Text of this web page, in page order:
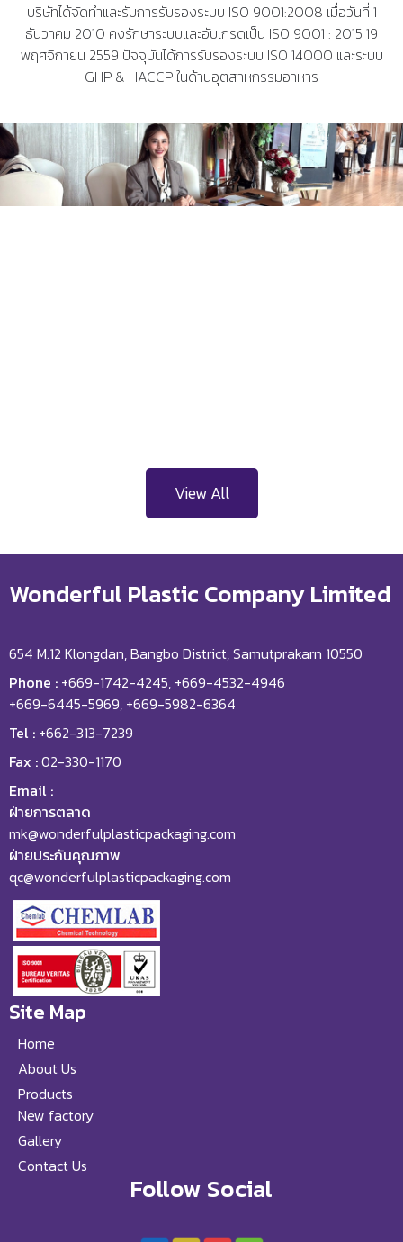
บริษัทได้จัดทำและรับการรับรองระบบ ISO 9001:2008 เมื่อวันที่ 1
ธันวาคม 2010 คงรักษาระบบและอับเกรดเป็น ISO 9001 : 2015 19
พฤศจิกายน 2559 ปัจจุบันได้การรับรองระบบ ISO 14000 และระบบ
GHP & HACCP ในด้านอุตสาหกรรมอาหาร
View All
Wonderful Plastic Company Limited
654 M.12 Klongdan, Bangbo District, Samutprakarn 10550
Phone : +669-1742-4245, +669-4532-4946
+669-6445-5969, +669-5982-6364
Tel : +662-313-7239
Fax :02-330-1170
Email :
ฝ่ายการตลาด
mk@wonderfulplasticpackaging.com
ฝ่ายประกันคุณภาพ
qc@wonderfulplasticpackaging.com
Site Map
Home
About Us
Products
New factory
Gallery
Contact Us
Follow Social